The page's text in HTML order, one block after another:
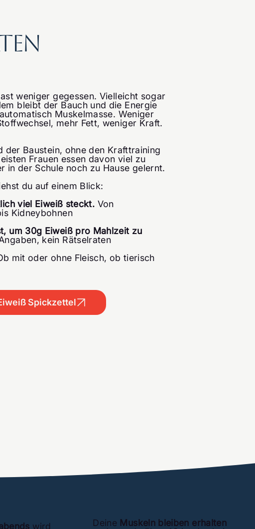
weniger gegessen. Vielleicht sogar
bleibt der Bauch und die Energie
Muskelmasse. Weniger
mehr Fett, weniger Kraft.
der Baustein, ohne den Krafttraining
Frauen essen davon viel zu
in der Schule noch zu Hause gelernt.
du auf einem Blick:
viel Eiweiß steckt. Von
Kidneybohnen
um 30g Eiweiß pro Mahlzeit zu
kein Rätselraten
mit oder ohne Fleisch, ob tierisch
Spickzettel
wird
Deine Muskeln bleiben erhalten